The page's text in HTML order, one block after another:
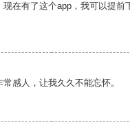
现在有了这个app，我可以提前
感人，让我久久不能忘怀。